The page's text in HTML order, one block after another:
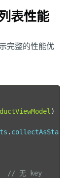
表性能
完整的性能优
)
. collectAsSta
// 无 key